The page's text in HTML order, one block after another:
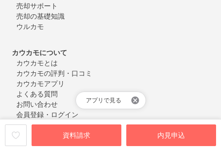
資料請求 内見申込
アプリで見る
売却サポート
売却の基礎知識
ウルカモ
カウカモについて
カウカモとは
カウカモの評判・口コミ
カウカモアプリ
よくある質問
お問い合わせ
会員登録・ログイン